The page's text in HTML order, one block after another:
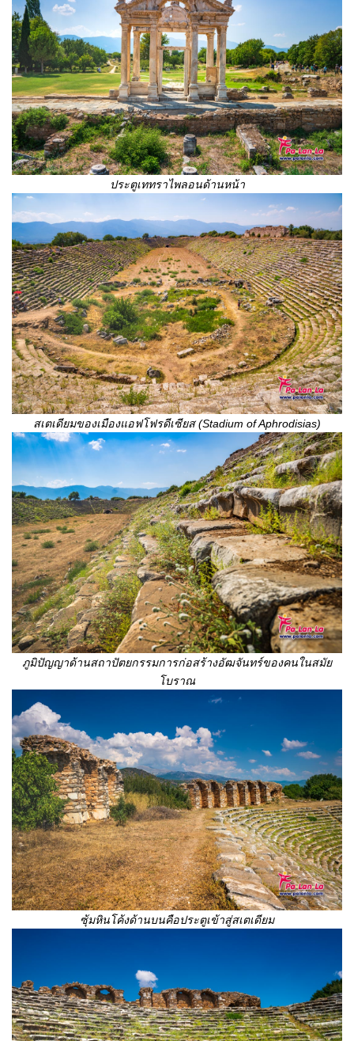
ประตูเททราไพลอนด้านหน้า
สเตเดียมของเมืองแอฟโฟรดีเซียส (Stadium of Aphrodisias)
ภูมิปัญญาด้านสถาปัตยกรรมการก่อสร้างอัฒจันทร์ของคนในสมัย
โบราณ
ซุ้มหินโค้งด้านบนคือประตูเข้าสู่สเตเดียม